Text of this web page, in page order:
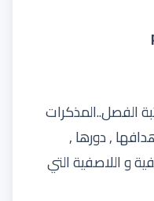
الفصل..المذكرات
, دورها ,
و اللاصفية التي